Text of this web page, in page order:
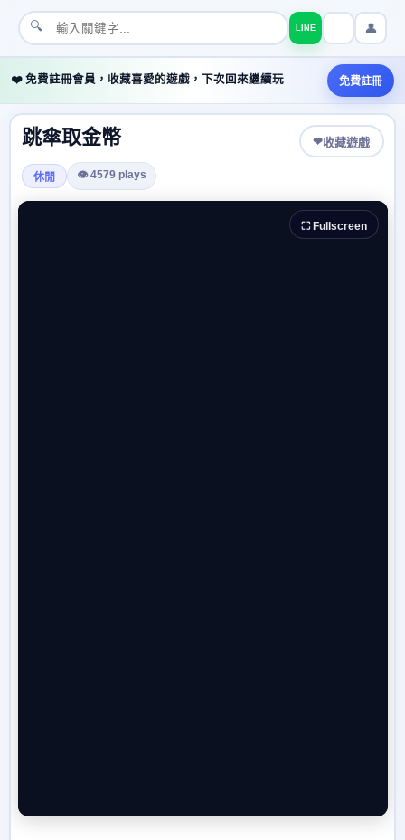
🔍 LINE 👤
❤️ 免費註冊會員，收藏喜愛的遊戲，下次回來繼續玩 免費註冊
跳傘取金幣 ❤收藏遊戲
休閒 👁 4579 plays
⛶ Fullscreen